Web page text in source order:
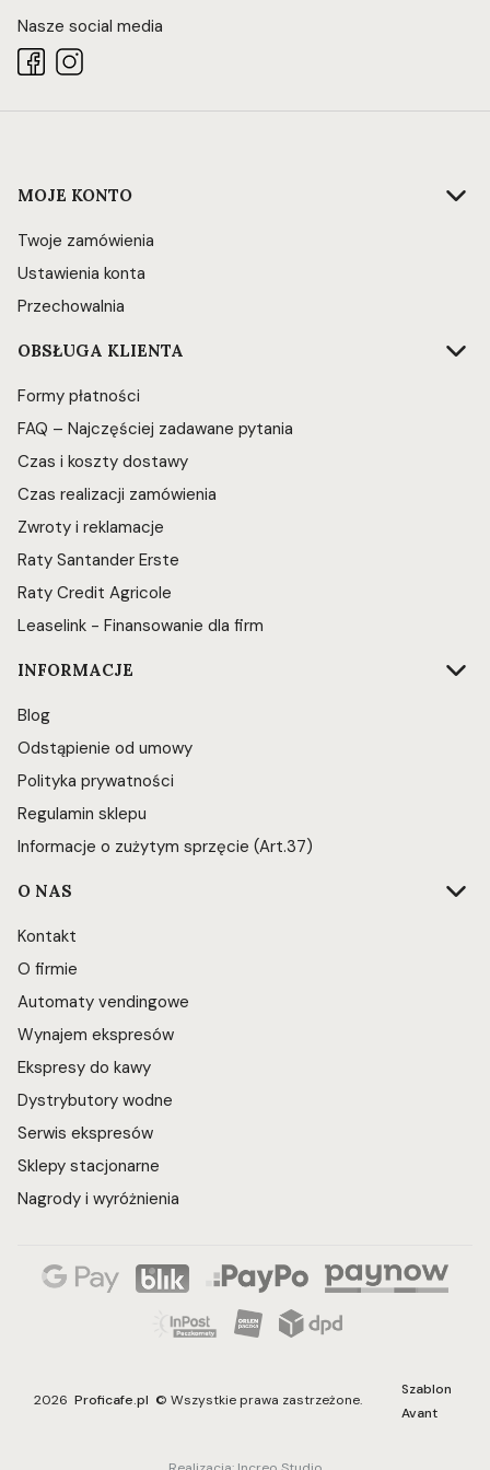
Nasze social media
Linki w stopce
MOJE KONTO
Twoje zamówienia
Ustawienia konta
Przechowalnia
OBSŁUGA KLIENTA
Formy płatności
FAQ – Najczęściej zadawane pytania
Czas i koszty dostawy
Czas realizacji zamówienia
Zwroty i reklamacje
Raty Santander Erste
Raty Credit Agricole
Leaselink - Finansowanie dla firm
INFORMACJE
Blog
Odstąpienie od umowy
Polityka prywatności
Regulamin sklepu
Informacje o zużytym sprzęcie (Art.37)
O NAS
Kontakt
O firmie
Automaty vendingowe
Wynajem ekspresów
Ekspresy do kawy
Dystrybutory wodne
Serwis ekspresów
Sklepy stacjonarne
Nagrody i wyróżnienia
2026 Proficafe.pl © Wszystkie prawa zastrzeżone.
Szablon
Avant